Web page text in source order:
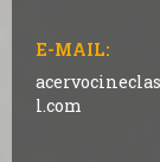
E-MAIL:
l.com